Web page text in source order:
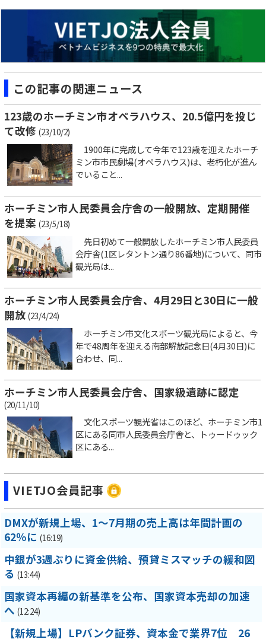
この記事の関連ニュース
123歳のホーチミン市オペラハウス、20.5億円を投じ
て改修 (23/10/2)
1900年に完成して今年で123歳を迎えたホーチ
ミン市市民劇場(オペラハウス)は、老朽化が進ん
でいること...
ホーチミン市人民委員会庁舎の一般開放、定期開催
を提案 (23/5/18)
先日初めて一般開放したホーチミン市人民委員
会庁舎(1区レタントン通り86番地)について、同市
観光局は...
ホーチミン市人民委員会庁舎、4月29日と30日に一般
開放 (23/4/24)
ホーチミン市文化スポーツ観光局によると、今
年で48周年を迎える南部解放記念日(4月30日)に
合わせ、同...
ホーチミン市人民委員会庁舎、国家級遺跡に認定
(20/11/10)
文化スポーツ観光省はこのほど、ホーチミン市1
区にある同市人民委員会庁舎と、トゥードゥック
区にある...
VIETJO会員記事
DMXが新規上場、1～7月期の売上高は年間計画の
62％に (16:19)
中銀が3週ぶりに資金供給、預貸ミスマッチの緩和図
る (13:44)
国家資本再編の新基準を公布、国家資本売却の加速
へ (12:24)
【新規上場】LPバンク証券、資本金で業界7位 26